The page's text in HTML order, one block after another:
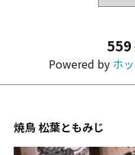
559
Powered by ホ
焼鳥 松葉ともみじ